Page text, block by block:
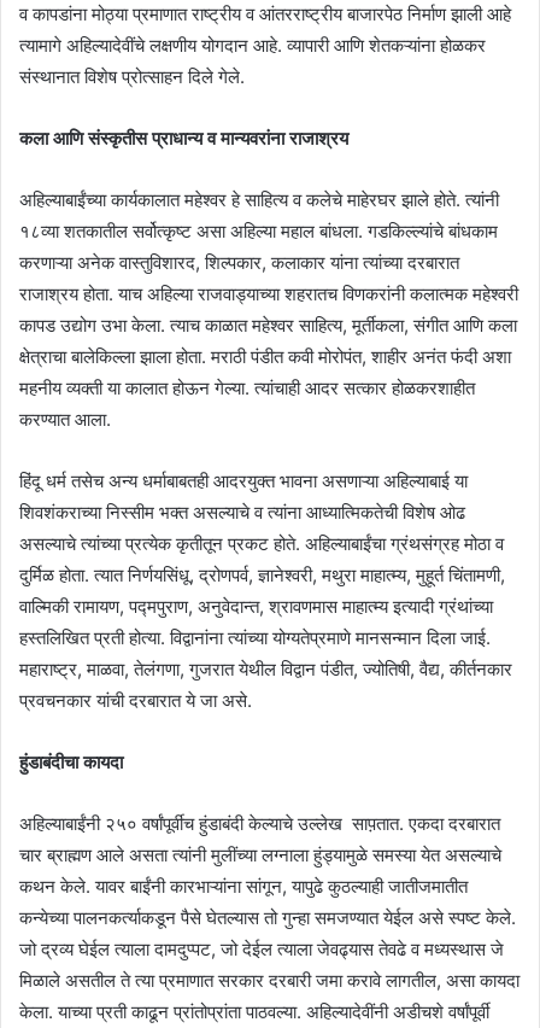
व कापडांना मोठ्या प्रमाणात राष्ट्रीय व आंतरराष्ट्रीय बाजारपेठ निर्माण झाली आहे
त्यामागे अहिल्यादेवींचे लक्षणीय योगदान आहे. व्यापारी आणि शेतकऱ्यांना होळकर
संस्थानात विशेष प्रोत्साहन दिले गेले.
कला आणि संस्कृतीस प्राधान्य व मान्यवरांना राजाश्रय
अहिल्याबाईंच्या कार्यकालात महेश्वर हे साहित्य व कलेचे माहेरघर झाले होते. त्यांनी
१८व्या शतकातील सर्वोत्कृष्ट असा अहिल्या महाल बांधला. गडकिल्ल्यांचे बांधकाम
करणाऱ्या अनेक वास्तुविशारद, शिल्पकार, कलाकार यांना त्यांच्या दरबारात
राजाश्रय होता. याच अहिल्या राजवाड्याच्या शहरातच विणकरांनी कलात्मक महेश्वरी
कापड उद्योग उभा केला. त्याच काळात महेश्वर साहित्य, मूर्तीकला, संगीत आणि कला
क्षेत्राचा बालेकिल्ला झाला होता. मराठी पंडीत कवी मोरोपंत, शाहीर अनंत फंदी अशा
महनीय व्यक्ती या कालात होऊन गेल्या. त्यांचाही आदर सत्कार होळकरशाहीत
करण्यात आला.
हिंदू धर्म तसेच अन्य धर्माबाबतही आदरयुक्त भावना असणाऱ्या अहिल्याबाई या
शिवशंकराच्या निस्सीम भक्त असल्याचे व त्यांना आध्यात्मिकतेची विशेष ओढ
असल्याचे त्यांच्या प्रत्येक कृतीतून प्रकट होते. अहिल्याबाईंचा ग्रंथसंग्रह मोठा व
दुर्मिळ होता. त्यात निर्णयसिंधू, द्रोणपर्व, ज्ञानेश्‍वरी, मथुरा माहात्म्य, मुहूर्त चिंतामणी,
वाल्मिकी रामायण, पद्मपुराण, अनुवेदान्त, श्रावणमास माहात्म्य इत्यादी ग्रंथांच्या
हस्तलिखित प्रती होत्या. विद्वानांना त्यांच्या योग्यतेप्रमाणे मानसन्मान दिला जाई.
महाराष्ट्र, माळवा, तेलंगणा, गुजरात येथील विद्वान पंडीत, ज्योतिषी, वैद्य, कीर्तनकार
प्रवचनकार यांची दरबारात ये जा असे.
हुंडाबंदीचा कायदा
अहिल्याबाईंनी २५० वर्षांपूर्वीच हुंडाबंदी केल्याचे उल्लेख साप़तात. एकदा दरबारात
चार ब्राह्मण आले असता त्यांनी मुलींच्या लग्नाला हुंड्यामुळे समस्या येत असल्याचे
कथन केले. यावर बाईंनी कारभाऱ्यांना सांगून, यापुढे कुठल्याही जातीजमातीत
कन्येच्या पालनकर्त्याकडून पैसे घेतल्यास तो गुन्हा समजण्यात येईल असे स्पष्ट केले.
जो द्रव्य घेईल त्याला दामदुप्पट, जो देईल त्याला जेवढ्यास तेवढे व मध्यस्थास जे
मिळाले असतील ते त्या प्रमाणात सरकार दरबारी जमा करावे लागतील, असा कायदा
केला. याच्या प्रती काढून प्रांतोप्रांता पाठवल्या. अहिल्यादेवींनी अडीचशे वर्षांपूर्वी